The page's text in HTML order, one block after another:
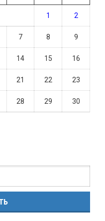
1 2
7 8 9
14 15 16
21 22 23
28 29 30